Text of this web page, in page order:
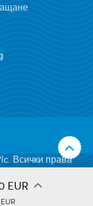
EUR
Всички права